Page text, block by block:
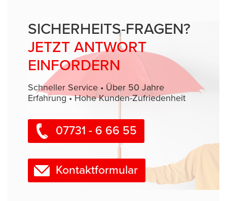
SICHERHEITS-FRAGEN?
JETZT ANTWORT
EINFORDERN
Schneller Service • Über 50 Jahre
Erfahrung • Hohe Kunden-Zufriedenheit
07731 - 6 66 55
Kontaktformular